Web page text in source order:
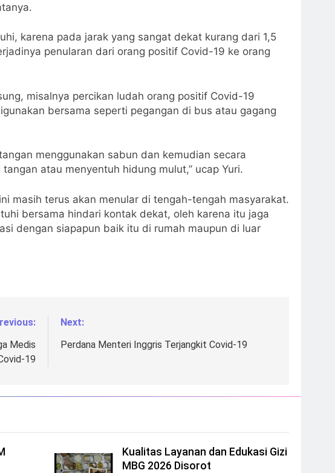
karena pada jarak yang sangat dekat kurang dari 1,5
penularan dari orang positif Covid-19 ke orang
misalnya percikan ludah orang positif Covid-19
bersama seperti pegangan di bus atau gagang
menggunakan sabun dan kemudian secara
atau menyentuh hidung mulut,” ucap Yuri.
masih terus akan menular di tengah-tengah masyarakat.
bersama hindari kontak dekat, oleh karena itu jaga
dengan siapapun baik itu di rumah maupun di luar
Medis
19
Next:
Perdana Menteri Inggris Terjangkit Covid-19
Kualitas Layanan dan Edukasi Gizi
MBG 2026 Disorot